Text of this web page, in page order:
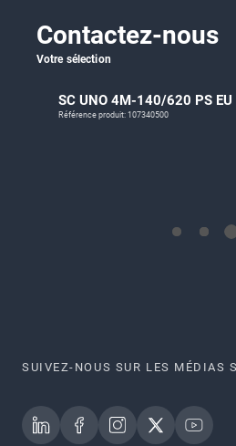
Contactez-nous
Votre sélection
SC UNO 4M-140/620 PS EU
Référence produit: 107340500
SUIVEZ-NOUS SUR LES MÉDIAS